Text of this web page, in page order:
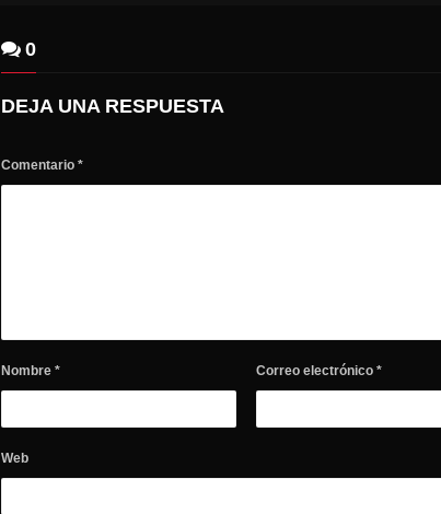
0
DEJA UNA RESPUESTA
Comentario *
Nombre * Correo electrónico *
Web